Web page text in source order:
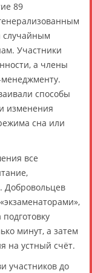
89
случайным
Участники
а члены
способы
изменения
сна или
все
Добровольцев
минут, а затем
на устный счёт.
участников до